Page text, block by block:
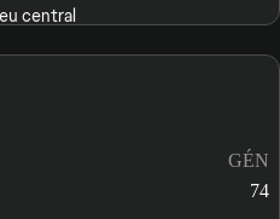
central
GÉN
74